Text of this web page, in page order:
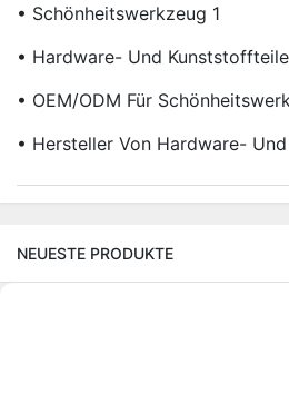
• Schönheitswerkzeug 1
• Hardware- Und
• OEM/ODM Für
• Hersteller Von Hardware-
NEUESTE PRODUKTE